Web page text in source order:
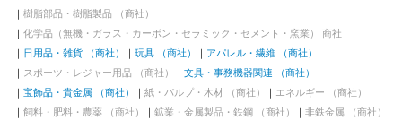
樹脂部品・樹脂製品 （商社）
化学品（無機・ガラス・カーボン・セラミック・セメント・窯業） 商社
日用品・雑貨 （商社）
玩具 （商社）
アパレル・繊維 （商社）
スポーツ・レジャー用品 （商社）
文具・事務機器関連 （商社）
宝飾品・貴金属 （商社）
紙・パルプ・木材 （商社）
エネルギー （商社）
飼料・肥料・農薬 （商社）
鉱業・金属製品・鉄鋼 （商社）
非鉄金属 （商社）